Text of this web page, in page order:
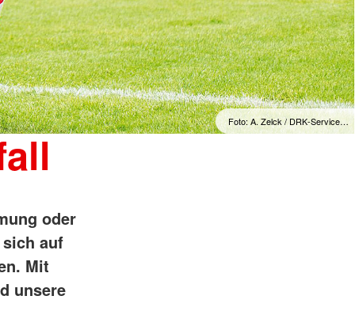
Foto: A. Zelck / DRK-Service…
oder
auf
Mit
unsere